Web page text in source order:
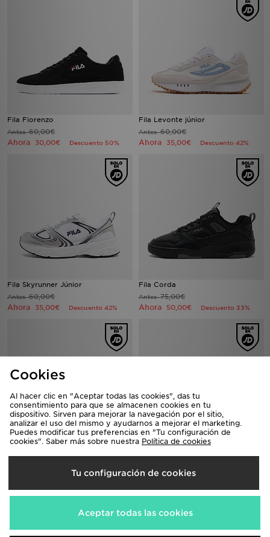
Fila Fiorenzo
Antes60,00€
Ahora 30,00€ Descuento 50%
Fila Levonte júnior
Antes60,00€
Ahora 35,00€ Descuento 42%
Fila Skyrunner Júnior
Antes60,00€
Ahora 35,00€ Descuento 42%
Fila Corda
Antes75,00€
Ahora 50,00€ Descuento 33%
Descuento 46% Ahora35,00€
Cookies
Al hacer clic en "Aceptar todas las cookies", das tu
consentimiento para que se almacenen cookies en tu
dispositivo. Sirven para mejorar la navegación por el sitio,
analizar el uso del mismo y ayudarnos a mejorar el marketing.
Puedes modificar tus preferencias en "Tu configuración de
cookies". Saber más sobre nuestra Política de cookies
Tu configuración de cookies
Aceptar todas las cookies